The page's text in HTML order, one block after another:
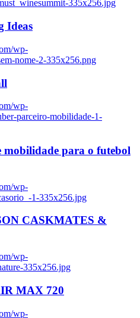
335x256.jpg
Ideas
wp-
nome-2-335x256.png
wp-
parceiro-mobilidade-1-
mobilidade para o futebol
wp-
1-335x256.jpg
CASKMATES &
wp-
335x256.jpg
MAX 720
wp-